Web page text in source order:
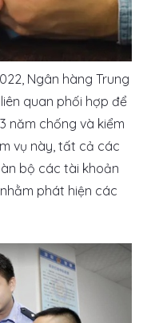
Ngân hàng Trung
quan phối hợp để
năm chống và kiểm
vụ này, tất cả các
bộ các tài khoản
phát hiện các